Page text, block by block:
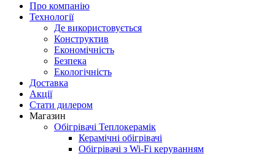
Про компанію
Технології
Де використовується
Конструктив
Економічність
Безпека
Екологічність
Доставка
Акції
Стати дилером
Магазин
Обігрівачі Теплокерамік
Керамічні обігрівачі
Обігрівачі з Wi-Fi керуванням